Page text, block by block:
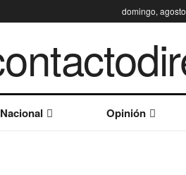
domingo,
Nacional Opinión